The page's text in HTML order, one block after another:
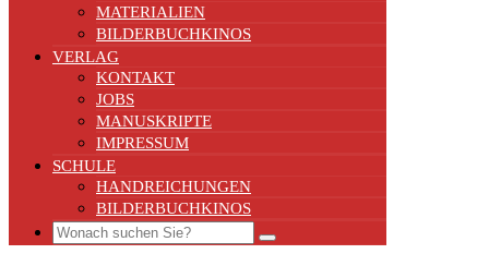
MATERIALIEN
BILDERBUCHKINOS
VERLAG
KONTAKT
JOBS
MANUSKRIPTE
IMPRESSUM
SCHULE
HANDREICHUNGEN
BILDERBUCHKINOS
Search